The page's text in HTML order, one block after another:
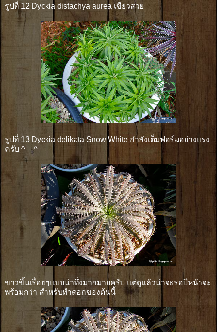
รูปที่ 12 Dyckia distachya aurea เขียวสวย
รูปที่ 13 Dyckia delikata Snow White กำลังเต็มฟอร์มอย่างแรง
ครับ ^__^
ขาวขึ้นเรื่อยๆแบบน่าทึ่งมากมายครับ แต่ดูแล้วน่าจะรอปีหน้าจะ
พร้อมกว่า สำหรับทำดอกของต้นนี้